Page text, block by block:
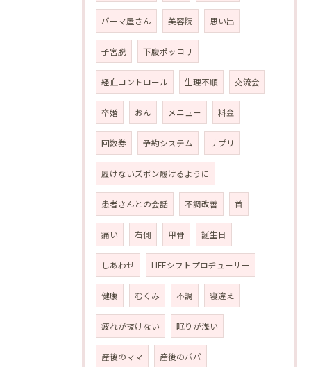
パーマ屋さん 美容院 思い出
子宮脱 下腹ポッコリ
経血コントロール 生理不順 交流会
卒婚 おん メニュー 料金
回数券 予約システム サプリ
履けないズボン履けるように
患者さんとの会話 不調改善 首
痛い 右側 甲骨 誕生日
しあわせ LIFEシフトプロヂューサー
健康 むくみ 不調 寝違え
疲れが抜けない 眠りが浅い
産後のママ 産後のパパ